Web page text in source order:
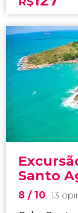
Santo
8 / 10 13